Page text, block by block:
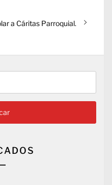
a Cáritas Parroquial.